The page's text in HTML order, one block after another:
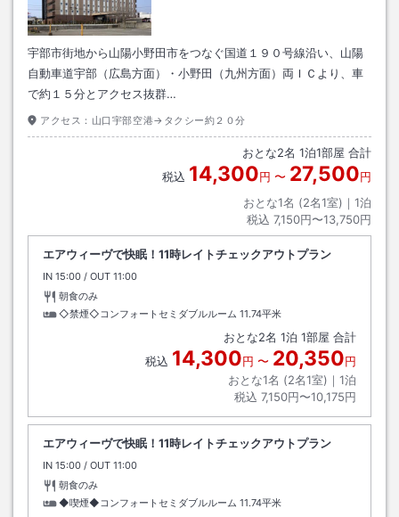
宇部市街地から山陽小野田市をつなぐ国道１９０号線沿い、山陽
自動車道宇部（広島方面）・小野田（九州方面）両ＩＣより、車
で約１５分とアクセス抜群…
アクセス： 山口宇部空港→タクシー約２０分
おとな2名 1泊1部屋 合計
税込 14,300円 〜 27,500円
おとな1名 (2名1室)｜ 1泊
税込 7,150円〜13,750円
エアウィーヴで快眠！11時レイトチェックアウトプラン
IN チェックイン
15:00 / OUT チェックアウト
11:00
朝食のみ
◇禁煙◇コンフォートセミダブルルーム 11.74平米
おとな2名 1泊 1部屋 合計
税込 14,300円 〜 20,350円
おとな1名 (2名1室)｜ 1泊
税込 7,150円〜10,175円
エアウィーヴで快眠！11時レイトチェックアウトプラン
IN チェックイン
15:00 / OUT チェックアウト
11:00
朝食のみ
◆喫煙◆コンフォートセミダブルルーム 11.74平米